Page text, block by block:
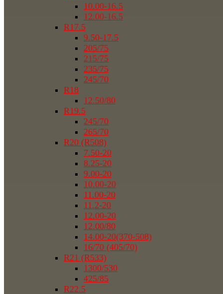
10.00-16.5
12.00-16.5
R17.5
9.50-17.5
205/75
215/75
235/75
245/70
R18
12.50/80
R19.5
245/70
265/70
R20 (R508)
7.50-20
8.25-20
9.00-20
10.00-20
11.00-20
11.2-20
12.00-20
12.00/80
14.00-20(370-508)
16/70 (405/70)
R21 (R533)
1300/530
425/85
R22.5